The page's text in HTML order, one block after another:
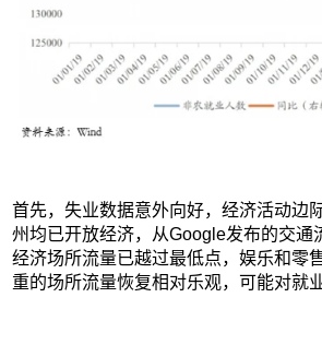
首先，失业数据意外向好，经济活动边
州均已开放经济，从Google发布的交通
经济场所流量已越过最低点，娱乐和零
重的场所流量恢复相对乐观，可能对就